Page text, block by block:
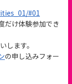
#01
け体験参加でき
ます。
の申し込みフォー